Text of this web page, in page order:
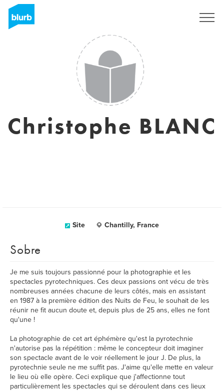
Christophe BLANC
Site Chantilly, France
Sobre
Je me suis toujours passionné pour la photographie et les
spectacles pyrotechniques. Ces deux passions ont vécu de très
nombreuses années chacune de leurs côtés, mais en assistant
en 1987 à la première édition des Nuits de Feu, le souhait de les
réunir ne fit aucun doute et, depuis plus de 25 ans, elles ne font
qu'une !
La photographie de cet art éphémère qu'est la pyrotechnie
n'autorise pas la répétition : même le concepteur doit imaginer
son spectacle avant de le voir réellement le jour J. De plus, la
pyrotechnie seule ne me suffit pas. J'aime qu'elle mette en valeur
le lieu où elle opère. Ceci explique que j'affectionne tout
particulièrement les spectacles qui se déroulent dans ces lieux